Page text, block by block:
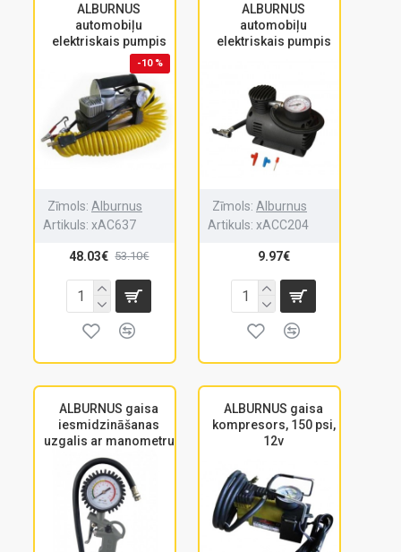
ALBURNUS
automobiļu
elektriskais pumpis
-10 %
Zīmols: Alburnus
Artikuls: xAC637
48.03€ 53.10€
ALBURNUS
automobiļu
elektriskais pumpis
Zīmols: Alburnus
Artikuls: xACC204
9.97€
ALBURNUS gaisa
iesmidzināšanas
uzgalis ar manometru
ALBURNUS gaisa
kompresors, 150 psi,
12v